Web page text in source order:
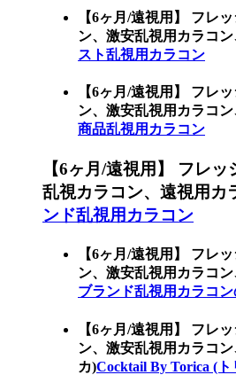
【6ヶ月/遠視用】 フレ
ン、激安乱視用カラコ
スト乱視用カラコン
【6ヶ月/遠視用】 フレ
ン、激安乱視用カラコ
商品乱視用カラコン
【6ヶ月/遠視用】 フレ
乱視カラコン、遠視用カ
ンド乱視用カラコン
【6ヶ月/遠視用】 フレ
ン、激安乱視用カラコ
ブランド乱視用カラコ
【6ヶ月/遠視用】 フレ
ン、激安乱視用カラコ
カ)Cocktail By Torica (ト